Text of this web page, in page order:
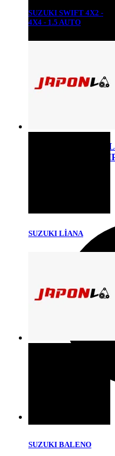
SUZUKI SWIFT 4X2 -
4X4 - 1.5 AUTO
SUZUKI LİANA
SUZUKI BALENO
SWIFT MACAR-
ÇERÇEVELİ